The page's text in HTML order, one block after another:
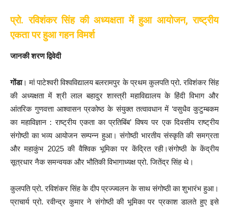
प्रो. रविशंकर सिंह की अध्यक्षता में हुआ आयोजन, राष्ट्रीय
एकता पर हुआ गहन विमर्श
जानकी शरण द्विवेदी
गोंडा। मां पाटेश्वरी विश्वविद्यालय बलरामपुर के प्रथम कुलपति प्रो. रविशंकर सिंह
की अध्यक्षता में श्री लाल बहादुर शास्त्री महाविद्यालय के हिंदी विभाग और
आंतरिक गुणवत्ता आश्वासन प्रकोष्ठ के संयुक्त तत्वावधान में ‘वसुधैव कुटुम्बकम
का महाविज्ञान : राष्ट्रीय एकता का प्रतिबिंब’ विषय पर एक दिवसीय राष्ट्रीय
संगोष्ठी का भव्य आयोजन सम्पन्न हुआ। संगोष्ठी भारतीय संस्कृति की समग्रता
और महाकुंभ 2025 की वैश्विक भूमिका पर केंद्रित रही।संगोष्ठी के केंद्रीय
सूत्रधार नैक समन्वयक और भौतिकी विभागाध्यक्ष प्रो. जितेंद्र सिंह थे।
कुलपति प्रो. रविशंकर सिंह के दीप प्रज्ज्वलन के साथ संगोष्ठी का शुभारंभ हुआ।
प्राचार्य प्रो. रवीन्द्र कुमार ने संगोष्ठी की भूमिका पर प्रकाश डालते हुए इसे